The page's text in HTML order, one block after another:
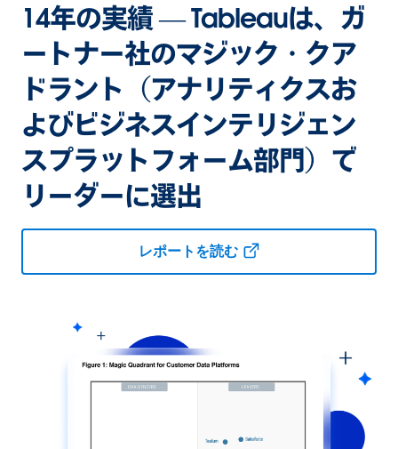
14年の実績 — Tableauは、ガ
ートナー社のマジック・クア
ドラント（アナリティクスお
よびビジネスインテリジェン
スプラットフォーム部門）で
リーダーに選出
レポートを読む